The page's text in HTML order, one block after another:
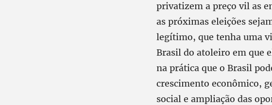
privatizem a preço vil as
as próximas eleições
legítimo, que tenha uma
Brasil do atoleiro em que
na prática que o Brasil
crescimento econômico,
social e ampliação das